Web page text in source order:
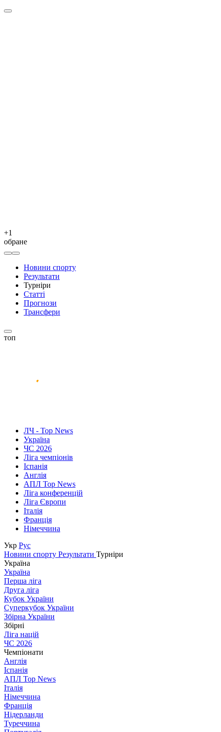
+1
обране
Новини спорту
Результати
Турніри
Статті
Прогнози
Трансфери
топ
ЛЧ - Top News
Україна
ЧС 2026
Ліга чемпіонів
Іспанія
Англія
АПЛ Top News
Ліга конференцій
Ліга Європи
Італія
Франція
Німеччина
Укр Рус
Новини спорту Результати Турніри
Україна
Україна
Перша ліга
Друга ліга
Кубок України
Суперкубок України
Збірна України
Збірні
Ліга націй
ЧС 2026
Чемпіонати
Англія
Іспанія
АПЛ Top News
Італія
Німеччина
Франція
Нідерланди
Туреччина